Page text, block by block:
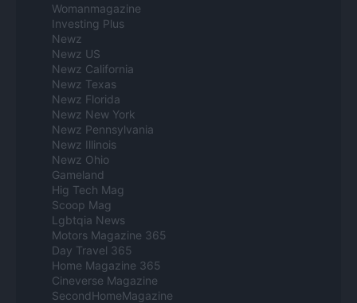
Womanmagazine
Investing Plus
Newz
Newz US
Newz California
Newz Texas
Newz Florida
Newz New York
Newz Pennsylvania
Newz Illinois
Newz Ohio
Gameland
Hig Tech Mag
Scoop Mag
Lgbtqia News
Motors Magazine 365
Day Travel 365
Home Magazine 365
Cineverse Magazine
SecondHomeMagazine